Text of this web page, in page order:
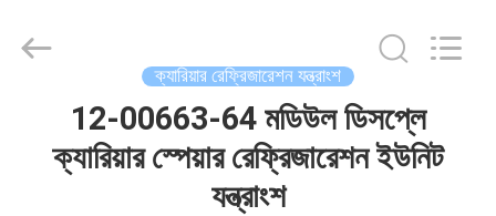
INDUSTRY
ক্যারিয়ার রেফ্রিজারেশন যন্ত্রাংশ
12-00663-64 মডিউল ডিসপ্লে
ক্যারিয়ার স্পেয়ার রেফ্রিজারেশন ইউনিট
যন্ত্রাংশ